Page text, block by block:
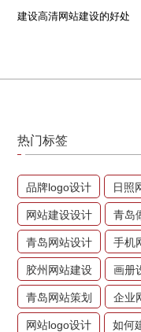
建设高清网站建设的好处
热门标签
品牌logo设计 日照
网站建设设计 青岛
青岛网站设计 手机
胶州网站建设 画册
青岛网站策划 企业
网站logo设计 如何